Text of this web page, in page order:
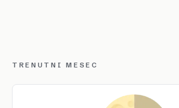
TRENUTNI MESEC